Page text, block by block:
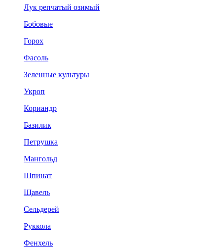
Лук репчатый озимый
Бобовые
Горох
Фасоль
Зеленные культуры
Укроп
Кориандр
Базилик
Петрушка
Мангольд
Шпинат
Щавель
Сельдерей
Руккола
Фенхель